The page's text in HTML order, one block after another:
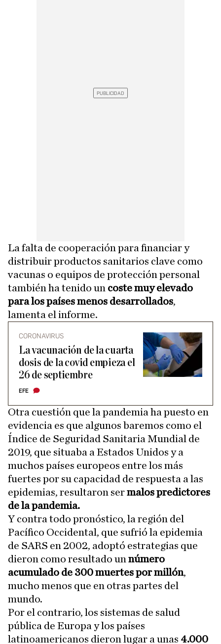
La falta de cooperación para financiar y
distribuir productos sanitarios clave como
vacunas o equipos de protección personal
también ha tenido un coste muy elevado
para los países menos desarrollados,
lamenta el informe.
CORONAVIRUS
La vacunación de la cuarta
dosis de la covid empieza el
26 de septiembre
EFE
Otra cuestión que la pandemia ha puesto en
evidencia es que algunos baremos como el
Índice de Seguridad Sanitaria Mundial de
2019, que situaba a Estados Unidos y a
muchos países europeos entre los más
fuertes por su capacidad de respuesta a las
epidemias, resultaron sermalos predictores
de la pandemia.
Y contra todo pronóstico, la región del
Pacífico Occidental, que sufrió la epidemia
de SARS en 2002, adoptó estrategias que
dieron como resultado un número
acumulado de 300 muertes por millón,
mucho menos que en otras partes del
mundo.
Por el contrario, los sistemas de salud
pública de Europa y los países
latinoamericanos dieron lugar a unas 4.000